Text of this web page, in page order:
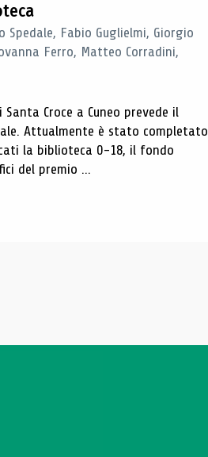
Spedale, Fabio Guglielmi, Giorgio
Ferro, Matteo Corradini,
Croce a Cuneo prevede il
Attualmente è stato completato
la biblioteca 0-18, il fondo
del premio ...